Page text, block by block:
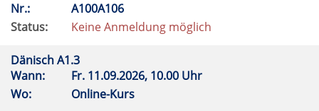
Nr.:
A100A106
Status:
Keine Anmeldung möglich
Dänisch A1.3
Wann:
Fr. 11.09.2026, 10.00 Uhr
Wo:
Online-Kurs